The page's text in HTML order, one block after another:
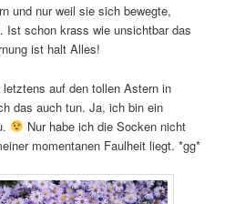
und nur weil sie sich bewegte,
Ist schon krass wie unsichtbar das
ist halt Alles!
auf den tollen Astern in
das auch tun. Ja, ich bin ein
Nur habe ich die Socken nicht
momentanen Faulheit liegt. *gg*